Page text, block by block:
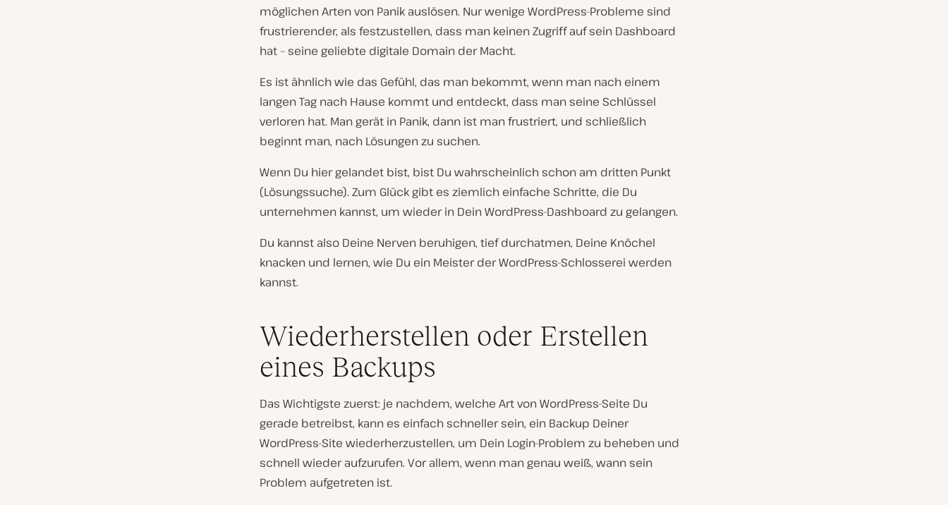
möglichen Arten von Panik auslösen. Nur wenige WordPress-Probleme sind
frustrierender, als festzustellen, dass man keinen Zugriff auf sein Dashboard
hat – seine geliebte digitale Domain der Macht.
Es ist ähnlich wie das Gefühl, das man bekommt, wenn man nach einem
langen Tag nach Hause kommt und entdeckt, dass man seine Schlüssel
verloren hat. Man gerät in Panik, dann ist man frustriert, und schließlich
beginnt man, nach Lösungen zu suchen.
Wenn Du hier gelandet bist, bist Du wahrscheinlich schon am dritten Punkt
(Lösungssuche). Zum Glück gibt es ziemlich einfache Schritte, die Du
unternehmen kannst, um wieder in Dein WordPress-Dashboard zu gelangen.
Du kannst also Deine Nerven beruhigen, tief durchatmen, Deine Knöchel
knacken und lernen, wie Du ein Meister der WordPress-Schlosserei werden
kannst.
Wiederherstellen oder Erstellen
eines Backups
Das Wichtigste zuerst: je nachdem, welche Art von WordPress-Seite Du
gerade betreibst, kann es einfach schneller sein, ein Backup Deiner
WordPress-Site wiederherzustellen, um Dein Login-Problem zu beheben und
schnell wieder aufzurufen. Vor allem, wenn man genau weiß, wann sein
Problem aufgetreten ist.